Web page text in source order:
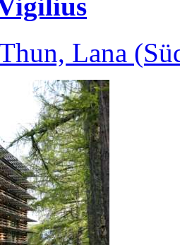
Lana